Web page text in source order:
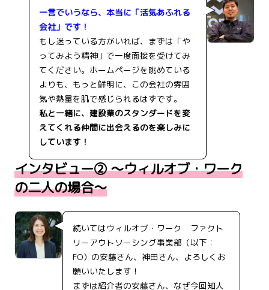
一言でいうなら、本当に「活気あふれる
会社」です！
もし迷っている方がいれば、まずは「や
ってみよう精神」で一度面接を受けてみ
てください。ホームページを眺めている
よりも、もっと鮮明に、この会社の雰囲
気や熱量を肌で感じられるはずです。
私と一緒に、建設業のスタンダードを変
えてくれる仲間に出会えるのを楽しみに
しています！
インタビュー② ～ウィルオブ・ワーク
の二人の場合～
続いてはウィルオブ・ワーク ファクト
リーアウトソーシング事業部（以下：
FO）の安藤さん、神田さん、よろしくお
願いいたします！
まずは紹介者の安藤さん、なぜ今回知人